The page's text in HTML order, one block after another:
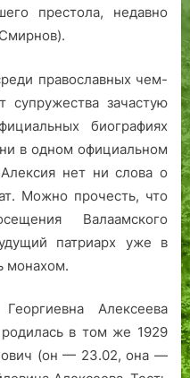
престола, недавно
православных чем-
супружества зачастую
биографиях
в одном официальном
нет ни слова о
Можно прочесть, что
Валаамского
патриарх уже в
монахом.
Алексеева
в том же 1929
(он — 23.02, она —